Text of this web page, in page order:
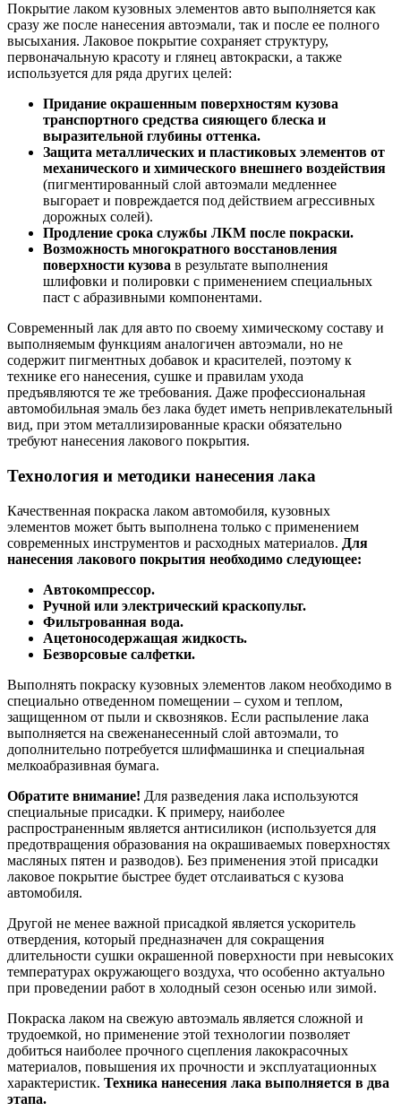
Покрытие лаком кузовных элементов авто выполняется как
сразу же после нанесения автоэмали, так и после ее полного
высыхания. Лаковое покрытие сохраняет структуру,
первоначальную красоту и глянец автокраски, а также
используется для ряда других целей:
Придание окрашенным поверхностям кузова
транспортного средства сияющего блеска и
выразительной глубины оттенка.
Защита металлических и пластиковых элементов от
механического и химического внешнего воздействия
(пигментированный слой автоэмали медленнее
выгорает и повреждается под действием агрессивных
дорожных солей).
Продление срока службы ЛКМ после покраски.
Возможность многократного восстановления
поверхности кузова в результате выполнения
шлифовки и полировки с применением специальных
паст с абразивными компонентами.
Современный лак для авто по своему химическому составу и
выполняемым функциям аналогичен автоэмали, но не
содержит пигментных добавок и красителей, поэтому к
технике его нанесения, сушке и правилам ухода
предъявляются те же требования. Даже профессиональная
автомобильная эмаль без лака будет иметь непривлекательный
вид, при этом металлизированные краски обязательно
требуют нанесения лакового покрытия.
Технология и методики нанесения лака
Качественная покраска лаком автомобиля, кузовных
элементов может быть выполнена только с применением
современных инструментов и расходных материалов. Для
нанесения лакового покрытия необходимо следующее:
Автокомпрессор.
Ручной или электрический краскопульт.
Фильтрованная вода.
Ацетоносодержащая жидкость.
Безворсовые салфетки.
Выполнять покраску кузовных элементов лаком необходимо в
специально отведенном помещении – сухом и теплом,
защищенном от пыли и сквозняков. Если распыление лака
выполняется на свеженанесенный слой автоэмали, то
дополнительно потребуется шлифмашинка и специальная
мелкоабразивная бумага.
Обратите внимание! Для разведения лака используются
специальные присадки. К примеру, наиболее
распространенным является антисиликон (используется для
предотвращения образования на окрашиваемых поверхностях
масляных пятен и разводов). Без применения этой присадки
лаковое покрытие быстрее будет отслаиваться с кузова
автомобиля.
Другой не менее важной присадкой является ускоритель
отвердения, который предназначен для сокращения
длительности сушки окрашенной поверхности при невысоких
температурах окружающего воздуха, что особенно актуально
при проведении работ в холодный сезон осенью или зимой.
Покраска лаком на свежую автоэмаль является сложной и
трудоемкой, но применение этой технологии позволяет
добиться наиболее прочного сцепления лакокрасочных
материалов, повышения их прочности и эксплуатационных
характеристик. Техника нанесения лака выполняется в два
этапа.